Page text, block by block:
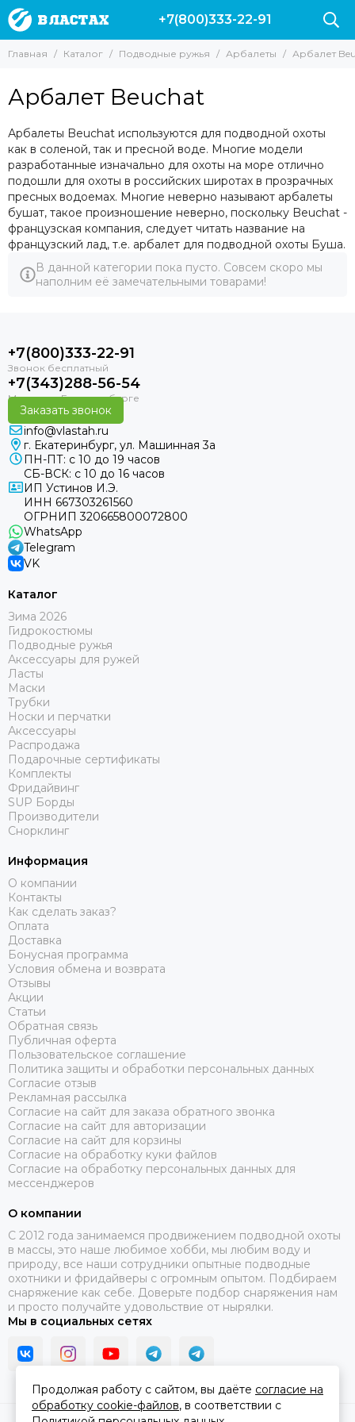
Подводные ружья
Ружья пневматические
Ружья Vector
Арбалеты
Арбалеты Pathos
Арбалеты Riffe
Арбалет Cressi
Арбалеты 450
Арбалеты 600
Арбалеты 750
Арбалеты 850 и более
Арбалеты Seac
Арбалеты Salvimar
Ружья Salvimar
Ружья Таймень
Подводные ружья Пеленгас
Ружья Cressi
Подводные ружья со скидкой
Ружья Марес
Пневмовакуумные ружья
Подводные ружья Zelinka
+7(800)333-22-91
Главная Каталог Подводные ружья Арбалеты Арбалет
Арбалет Beuchat
Арбалеты Beuchat используются для подводной охоты
как в соленой, так и пресной воде. Многие модели
разработанные изначально для охоты на море отлично
подошли для охоты в российских широтах в прозрачных
пресных водоемах. Многие неверно называют арбалеты
бушат, такое произношение неверно, поскольку Beuchat -
французская компания, следует читать название на
французский лад, т.е. арбалет для подводной охоты Буша.
В данной категории пока пусто. Совсем скоро мы
наполним её замечательными товарами!
+7(800)333-22-91
+7(343)288-56-54
Заказать звонок
info@vlastah.ru
г. Екатеринбург, ул. Машинная 3а
ПН-ПТ: с 10 до 19 часов
СБ-ВСК: с 10 до 16 часов
ИП Устинов И.Э.
ИНН 667303261560
ОГРНИП 320665800072800
WhatsApp
Telegram
VK
Каталог
Зима 2026
Гидрокостюмы
Подводные ружья
Аксессуары для ружей
Ласты
Маски
Трубки
Носки и перчатки
Аксессуары
Распродажа
Подарочные сертификаты
Комплекты
Фридайвинг
SUP Борды
Производители
Снорклинг
Информация
О компании
Контакты
Как сделать заказ?
Оплата
Доставка
Бонусная программа
Условия обмена и возврата
Отзывы
Акции
Статьи
Обратная связь
Публичная оферта
Пользовательское соглашение
Политика защиты и обработки персональных данных
Согласие отзыв
Рекламная рассылка
Согласие на сайт для заказа обратного звонка
Согласие на сайт для авторизации
Согласие на сайт для корзины
Согласие на обработку куки файлов
Согласие на обработку персональных данных для
мессенджеров
О компании
C 2012 года занимаемся продвижением подводной охоты
в массы, это наше любимое хобби, мы любим воду и
природу, все наши сотрудники опытные подводные
охотники и фридайверы с огромным опытом. Подбираем
снаряжение как себе. Доверьте подбор снаряжения нам
и просто получайте удовольствие от нырялки.
Мы в социальных сетях
Продолжая работу с сайтом, вы даёте согласие на
обработку cookie-файлов, в соответствии с